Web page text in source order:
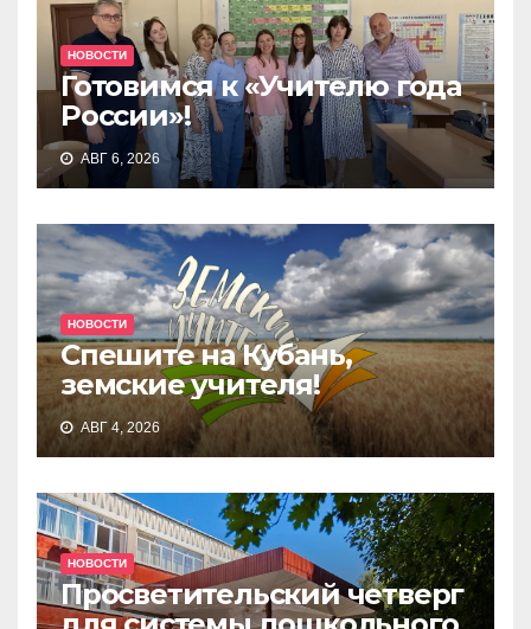
НОВОСТИ
Готовимся к «Учителю года
России»!
АВГ 6, 2026
НОВОСТИ
Спешите на Кубань,
земские учителя!
АВГ 4, 2026
НОВОСТИ
Просветительский четверг